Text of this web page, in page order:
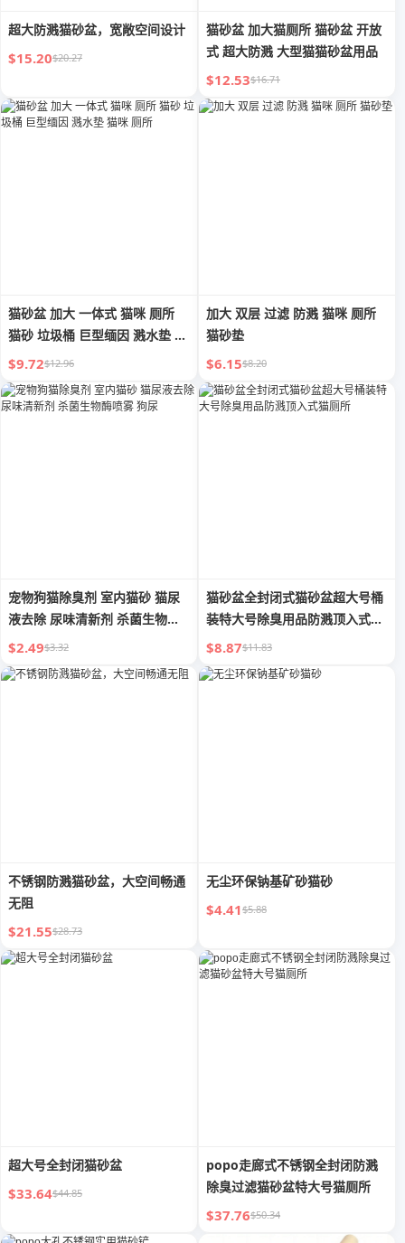
超大防溅猫砂盆，宽敞空间设计
$15.20$20.27
猫砂盆 加大猫厕所 猫砂盆 开放
式 超大防溅 大型猫猫砂盆用品
$12.53$16.71
猫砂盆 加大 一体式 猫咪 厕所
猫砂 垃圾桶 巨型缅因 溅水垫 猫
咪 厕所
$9.72$12.96
加大 双层 过滤 防溅 猫咪 厕所
猫砂垫
$6.15$8.20
宠物狗猫除臭剂 室内猫砂 猫尿
液去除 尿味清新剂 杀菌生物酶
喷雾 狗尿
$2.49$3.32
猫砂盆全封闭式猫砂盆超大号桶
装特大号除臭用品防溅顶入式猫
厕所
$8.87$11.83
不锈钢防溅猫砂盆，大空间畅通
无阻
$21.55$28.73
无尘环保钠基矿砂猫砂
$4.41$5.88
超大号全封闭猫砂盆
$33.64$44.85
popo走廊式不锈钢全封闭防溅
除臭过滤猫砂盆特大号猫厕所
$37.76$50.34